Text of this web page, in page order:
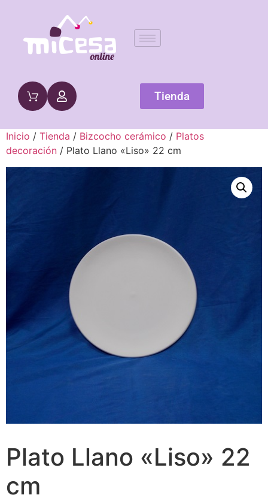
Tienda
Inicio / Tienda / Bizcocho cerámico / Platos
decoración / Plato Llano «Liso» 22 cm
Plato Llano «Liso» 22
cm